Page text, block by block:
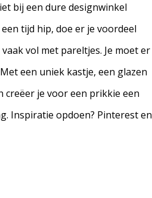
bij een dure designwinkel
tijd hip, doe er je voordeel
vol met pareltjes. Je moet er
een uniek kastje, een glazen
creëer je voor een prikkie een
Inspiratie opdoen? Pinterest en